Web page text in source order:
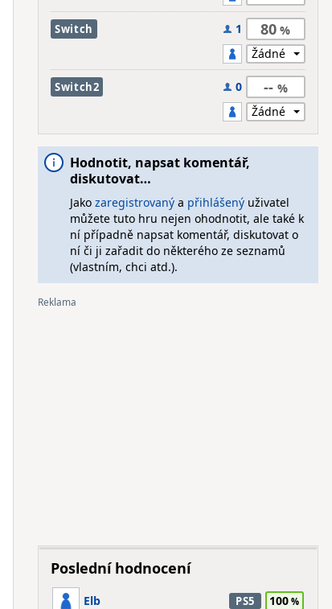
Switch 1 80
Switch2 0 --
Hodnotit, napsat komentář,
diskutovat…
Jako zaregistrovanýa přihlášenýuživatel
můžete tuto hru nejen ohodnotit, ale také k
ní případně napsat komentář, diskutovat o
ní či ji zařadit do některého ze seznamů
(vlastním, chci atd.).
Poslední hodnocení
Elb PS5 100